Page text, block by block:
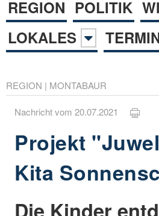
REGION POLITIK
LOKALES
REGION | MONTABAUR
Nachricht vom 20.07.2021
Projekt
Kita
Die Kinder